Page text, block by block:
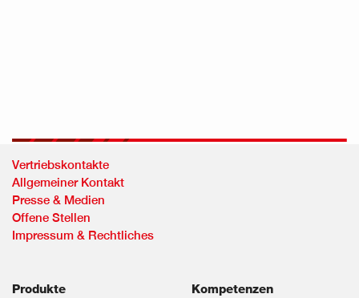
Vertriebskontakte
Allgemeiner Kontakt
Presse & Medien
Offene Stellen
Impressum & Rechtliches
Produkte
Kompetenzen